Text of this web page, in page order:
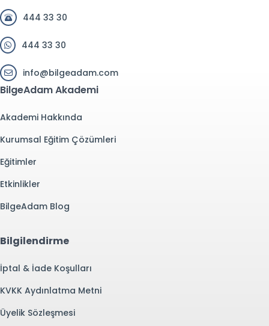
444 33 30
444 33 30
info@bilgeadam.com
BilgeAdam Akademi
Akademi Hakkında
Kurumsal Eğitim Çözümleri
Eğitimler
Etkinlikler
BilgeAdam Blog
Bilgilendirme
İptal & İade Koşulları
KVKK Aydınlatma Metni
Üyelik Sözleşmesi